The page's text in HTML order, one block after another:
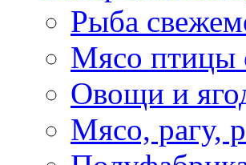
Рыба
Мясо птицы
Овощи и
Мясо, рагу,